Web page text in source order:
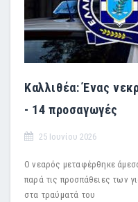
Καλλιθέα: Ένας
- 14 προσαγωγές
25 Ιουνίου 2026
Ο νεαρός μεταφέρθηκε
παρά τις προσπάθειες των
στα τραύματά του